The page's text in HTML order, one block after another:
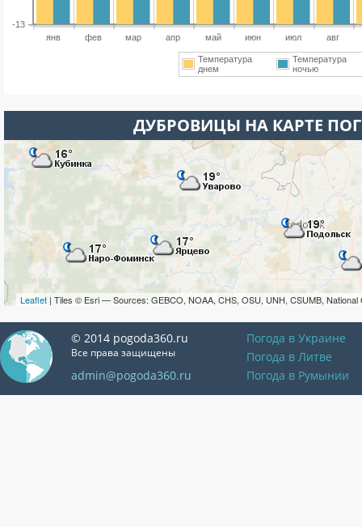
янв фев мар апр май июн июл авг
-13
Температура
днем
Температура
ночью
ДУБРОВИЦЫ НА КАРТЕ
Leaflet | Tiles © Esri — Sources: GEBCO, NOAA, CHS, OSU, UNH, CSUMB, National
© 2014 pogoda360.ru
Все права защищены
admin@pogoda360.ru
Погода в Украине
Погода в Литве
Погода в Румынии